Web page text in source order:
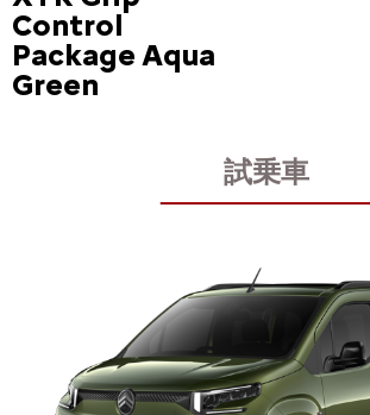
Control
Package Aqua
Green
試乗車